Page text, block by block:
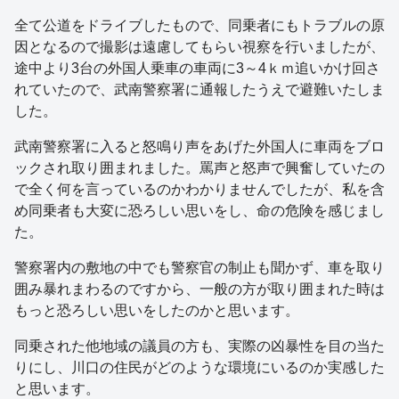
全て公道をドライブしたもので、同乗者にもトラブルの原
因となるので撮影は遠慮してもらい視察を行いましたが、
途中より3台の外国人乗車の車両に3～4ｋｍ追いかけ回さ
れていたので、武南警察署に通報したうえで避難いたしま
した。
武南警察署に入ると怒鳴り声をあげた外国人に車両をブロ
ックされ取り囲まれました。罵声と怒声で興奮していたの
で全く何を言っているのかわかりませんでしたが、私を含
め同乗者も大変に恐ろしい思いをし、命の危険を感じまし
た。
警察署内の敷地の中でも警察官の制止も聞かず、車を取り
囲み暴れまわるのですから、一般の方が取り囲まれた時は
もっと恐ろしい思いをしたのかと思います。
同乗された他地域の議員の方も、実際の凶暴性を目の当た
りにし、川口の住民がどのような環境にいるのか実感した
と思います。